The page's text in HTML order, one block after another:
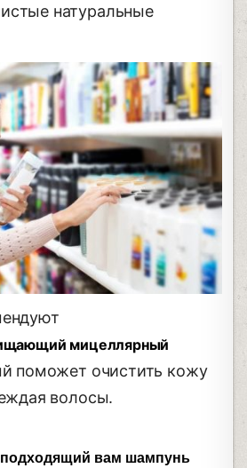
натуральные
мицеллярный
поможет очистить кожу
волосы.
подходящий вам шампунь